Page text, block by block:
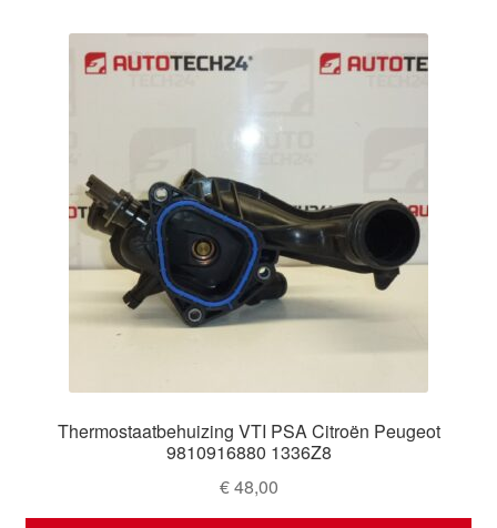
Thermostaatbehuizing VTI PSA Citroën Peugeot
9810916880 1336Z8
€48,00